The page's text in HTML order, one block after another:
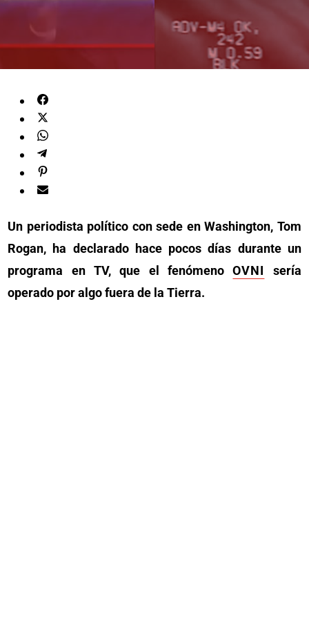
Un periodista político con sede en Washington, Tom
Rogan, ha declarado hace pocos días durante un
programa en TV, que el fenómenoOVNI
sería
operado por algo fuera de la Tierra.